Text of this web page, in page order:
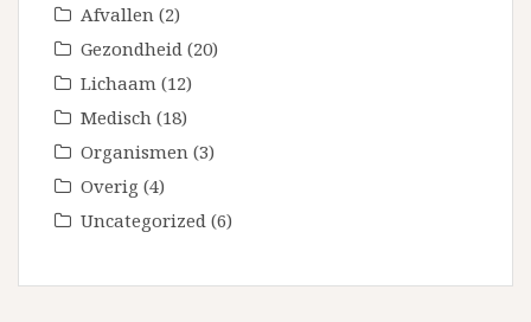
Afvallen (2)
Gezondheid (20)
Lichaam (12)
Medisch (18)
Organismen (3)
Overig (4)
Uncategorized (6)